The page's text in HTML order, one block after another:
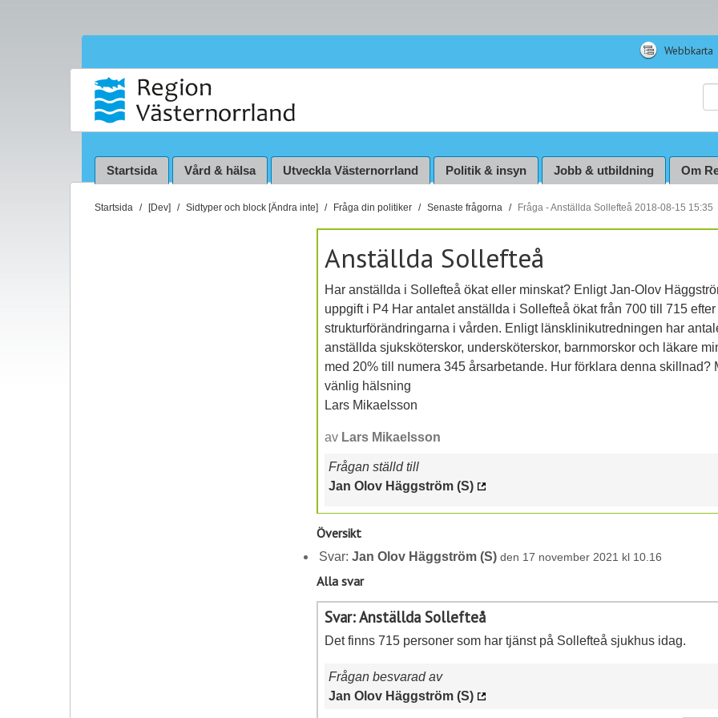
Webbkarta
Startsida Vård & hälsa Utveckla Västernorrland Politik & insyn Jobb & utbildning Om
D
Startsida [Dev] Sidtyper och block [Ändra inte] Fråga din politiker Senaste frågorna Fråga - Anställda Sollefteå 2018-08-15 15:35
Anställda Sollefteå
Har anställda i Sollefteå ökat eller minskat? Enligt Jan-Olov
uppgift i P4 Har antalet anställda i Sollefteå ökat från 700 till 715 efter
strukturförändringarna i vården. Enligt länsklinikutredningen har
anställda sjuksköterskor, undersköterskor, barnmorskor och läkare
med 20% till numera 345 årsarbetande. Hur förklara denna skillnad?
vänlig hälsning
Lars Mikaelsson
av Lars Mikaelsson
Frågan ställd till
Jan Olov Häggström (S)
Översikt
Svar:Jan Olov Häggström (S) den 17 november 2021 kl 10.16
Alla svar
Svar: Anställda Sollefteå
Det finns 715 personer som har tjänst på Sollefteå sjukhus idag.
Frågan besvarad av
Jan Olov Häggström (S)